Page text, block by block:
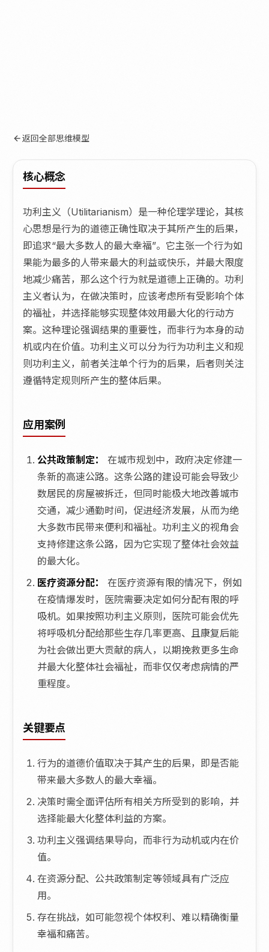
返回全部思维模型
核心概念
功利主义（Utilitarianism）是一种伦理学理论，其核
心思想是行为的道德正确性取决于其所产生的后果，
即追求“最大多数人的最大幸福”。它主张一个行为如
果能为最多的人带来最大的利益或快乐，并最大限度
地减少痛苦，那么这个行为就是道德上正确的。功利
主义者认为，在做决策时，应该考虑所有受影响个体
的福祉，并选择能够实现整体效用最大化的行动方
案。这种理论强调结果的重要性，而非行为本身的动
机或内在价值。功利主义可以分为行为功利主义和规
则功利主义，前者关注单个行为的后果，后者则关注
遵循特定规则所产生的整体后果。
应用案例
公共政策制定：
在城市规划中，政府决定修建一
条新的高速公路。这条公路的建设可能会导致少
数居民的房屋被拆迁，但同时能极大地改善城市
交通，减少通勤时间，促进经济发展，从而为绝
大多数市民带来便利和福祉。功利主义的视角会
支持修建这条公路，因为它实现了整体社会效益
的最大化。
医疗资源分配：
在医疗资源有限的情况下，例如
在疫情爆发时，医院需要决定如何分配有限的呼
吸机。如果按照功利主义原则，医院可能会优先
将呼吸机分配给那些生存几率更高、且康复后能
为社会做出更大贡献的病人，以期挽救更多生命
并最大化整体社会福祉，而非仅仅考虑病情的严
重程度。
关键要点
行为的道德价值取决于其产生的后果，即是否能
带来最大多数人的最大幸福。
决策时需全面评估所有相关方所受到的影响，并
选择能最大化整体利益的方案。
功利主义强调结果导向，而非行为动机或内在价
值。
在资源分配、公共政策制定等领域具有广泛应
用。
存在挑战，如可能忽视个体权利、难以精确衡量
幸福和痛苦。